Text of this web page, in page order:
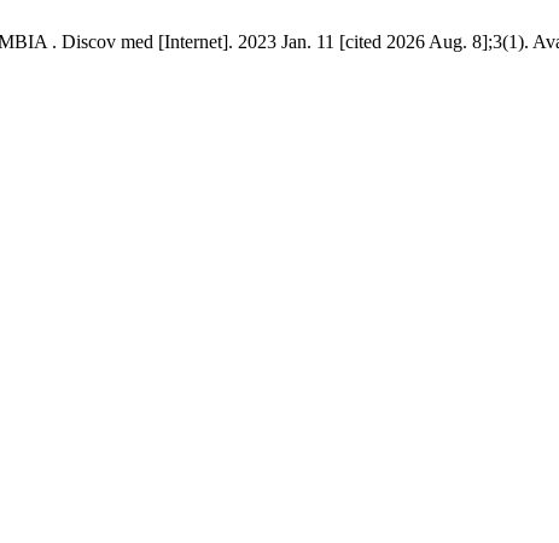
. Discov med [Internet]. 2023 Jan. 11 [cited 2026 Aug. 8];3(1).